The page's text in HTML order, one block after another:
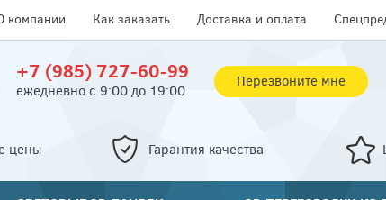
компании Как заказать Доставка и оплата
+7 (985) 727-60-99
ежедневно с 9:00 до 19:00
Перезвоните мне
цены Гарантия качества